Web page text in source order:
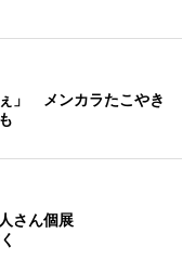
」 メンカラたこやき
さん個展